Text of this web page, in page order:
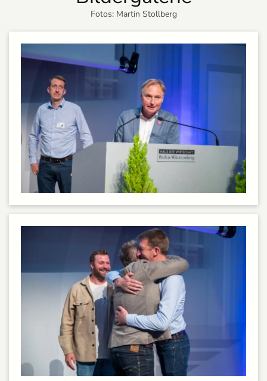
Fotos: Martin Stollberg